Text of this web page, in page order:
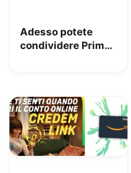
Adesso potete
condividere Prime